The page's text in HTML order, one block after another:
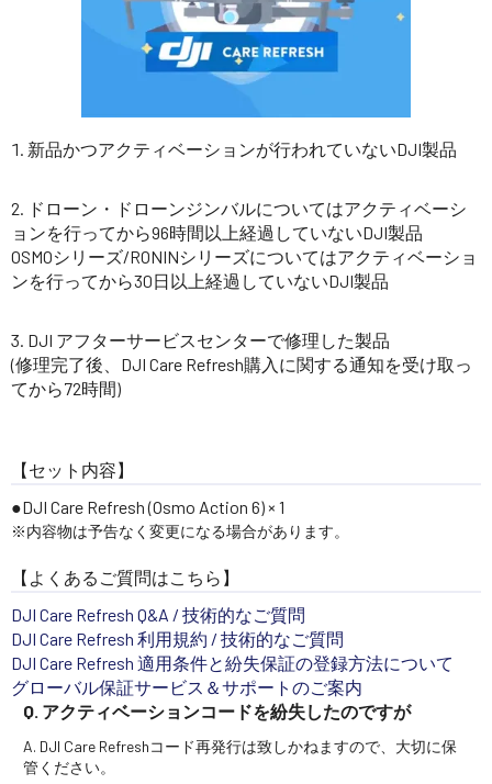
新品かつアクティベーションが行われていないDJI製品
ドローン・ドローンジンバルについてはアクティベーシ
ョンを行ってから96時間以上経過していないDJI製品
OSMOシリーズ/RONINシリーズについてはアクティベーショ
ンを行ってから30日以上経過していないDJI製品
DJI アフターサービスセンターで修理した製品
(修理完了後、DJI Care Refresh購入に関する通知を受け取っ
てから72時間)
【セット内容】
DJI Care Refresh (Osmo Action 6) × 1
※内容物は予告なく変更になる場合があります。
【よくあるご質問はこちら】
DJI Care Refresh Q&A / 技術的なご質問
DJI Care Refresh 利用規約 / 技術的なご質問
DJI Care Refresh 適用条件と紛失保証の登録方法について
グローバル保証サービス＆サポートのご案内
Q. アクティベーションコードを紛失したのですが
A. DJI Care Refreshコード再発行は致しかねますので、大切に保
管ください。